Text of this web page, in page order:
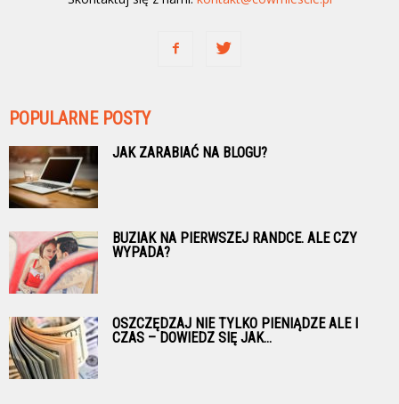
POPULARNE POSTY
JAK ZARABIAĆ NA BLOGU?
BUZIAK NA PIERWSZEJ RANDCE. ALE CZY
WYPADA?
OSZCZĘDZAJ NIE TYLKO PIENIĄDZE ALE I
CZAS – DOWIEDZ SIĘ JAK...